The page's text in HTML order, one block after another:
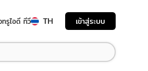
รูไอดี ทีวี TH เข้าสู่ระบบ